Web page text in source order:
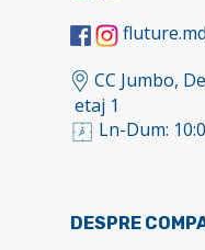
fluture.md
CC Jumbo,
etaj 1
Ln-Dum:
DESPRE